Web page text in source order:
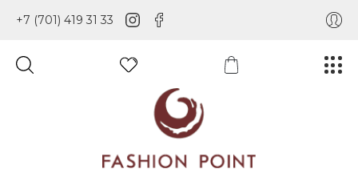
+7 (701) 419 31 33